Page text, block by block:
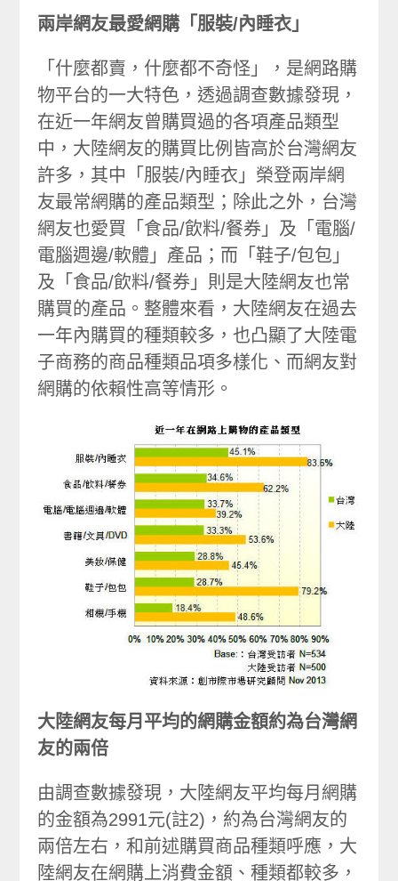
兩岸網友最愛網購「服裝/內睡衣」
「什麼都賣，什麼都不奇怪」，是網路購
物平台的一大特色，透過調查數據發現，
在近一年網友曾購買過的各項產品類型
中，大陸網友的購買比例皆高於台灣網友
許多，其中「服裝/內睡衣」榮登兩岸網
友最常網購的產品類型；除此之外，台灣
網友也愛買「食品/飲料/餐券」及「電腦/
電腦週邊/軟體」產品；而「鞋子/包包」
及「食品/飲料/餐券」則是大陸網友也常
購買的產品。整體來看，大陸網友在過去
一年內購買的種類較多，也凸顯了大陸電
子商務的商品種類品項多樣化、而網友對
網購的依賴性高等情形。
大陸網友每月平均的網購金額約為台灣網
友的兩倍
由調查數據發現，大陸網友平均每月網購
的金額為2991元(註2)，約為台灣網友的
兩倍左右，和前述購買商品種類呼應，大
陸網友在網購上消費金額、種類都較多，